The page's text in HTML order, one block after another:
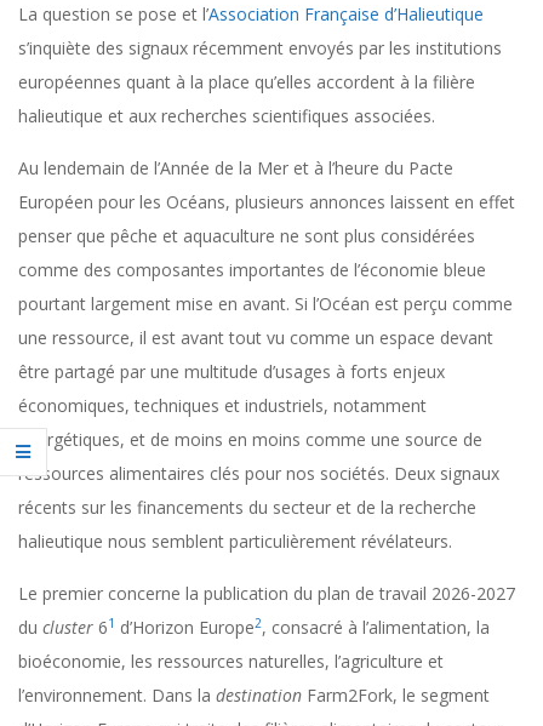
La question se pose et l’Association Française d’Halieutique
s’inquiète des signaux récemment envoyés par les institutions
européennes quant à la place qu’elles accordent à la filière
halieutique et aux recherches scientifiques associées.
Au lendemain de l’Année de la Mer et à l’heure du Pacte
Européen pour les Océans, plusieurs annonces laissent en effet
penser que pêche et aquaculture ne sont plus considérées
comme des composantes importantes de l’économie bleue
pourtant largement mise en avant. Si l’Océan est perçu comme
une ressource, il est avant tout vu comme un espace devant
être partagé par une multitude d’usages à forts enjeux
économiques, techniques et industriels, notamment
énergétiques, et de moins en moins comme une source de
ressources alimentaires clés pour nos sociétés. Deux signaux
récents sur les financements du secteur et de la recherche
halieutique nous semblent particulièrement révélateurs.
Le premier concerne la publication du plan de travail 2026-2027
du cluster 61 d’Horizon Europe2, consacré à l’alimentation, la
bioéconomie, les ressources naturelles, l’agriculture et
l’environnement. Dans la destination Farm2Fork, le segment